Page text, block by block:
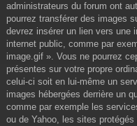
administrateurs du forum ont
pourrez transférer des images
devrez insérer un lien vers une
internet public, comme par
image.gif ». Vous ne pourrez
présentes sur votre propre
celui-ci soit en lui-même un
images hébergées derrière un
comme par exemple les
ou de Yahoo, les sites